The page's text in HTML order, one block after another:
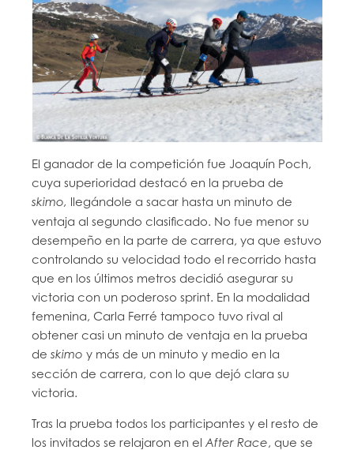
El ganador de la competición fue Joaquín Poch,
cuya superioridad destacó en la prueba de
skimo, llegándole a sacar hasta un minuto de
ventaja al segundo clasificado. No fue menor su
desempeño en la parte de carrera, ya que estuvo
controlando su velocidad todo el recorrido hasta
que en los últimos metros decidió asegurar su
victoria con un poderoso sprint. En la modalidad
femenina, Carla Ferré tampoco tuvo rival al
obtener casi un minuto de ventaja en la prueba
deskimo y más de un minuto y medio en la
sección de carrera, con lo que dejó clara su
victoria.
Tras la prueba todos los participantes y el resto de
los invitados se relajaron en elAfter Race, que se